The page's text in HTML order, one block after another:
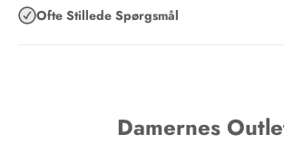
Ofte Stillede Spørgsmål
Damernes